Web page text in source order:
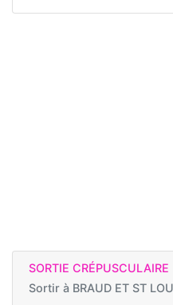
SORTIE CRÉPUSCULAIRE
Sortir à BRAUD ET ST